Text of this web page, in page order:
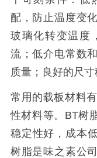
配，防止温度变
玻璃化转变温度
流；低介电常数
质量；良好的尺
常用的载板材料
性材料等。BT树
稳定性好，成本
树脂是味之素公